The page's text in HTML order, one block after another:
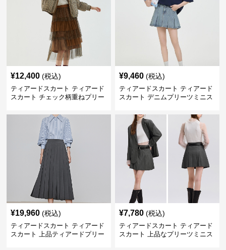
¥12,400 (税込)
ティアードスカート ティアード
スカート チェック柄重ねプリー
¥9,460 (税込)
ティアードスカート ティアード
スカート デニムプリーツミニス
¥19,960 (税込)
ティアードスカート ティアード
スカート 上品ティアードプリー
¥7,780 (税込)
ティアードスカート ティアード
スカート 上品なプリーツミニス